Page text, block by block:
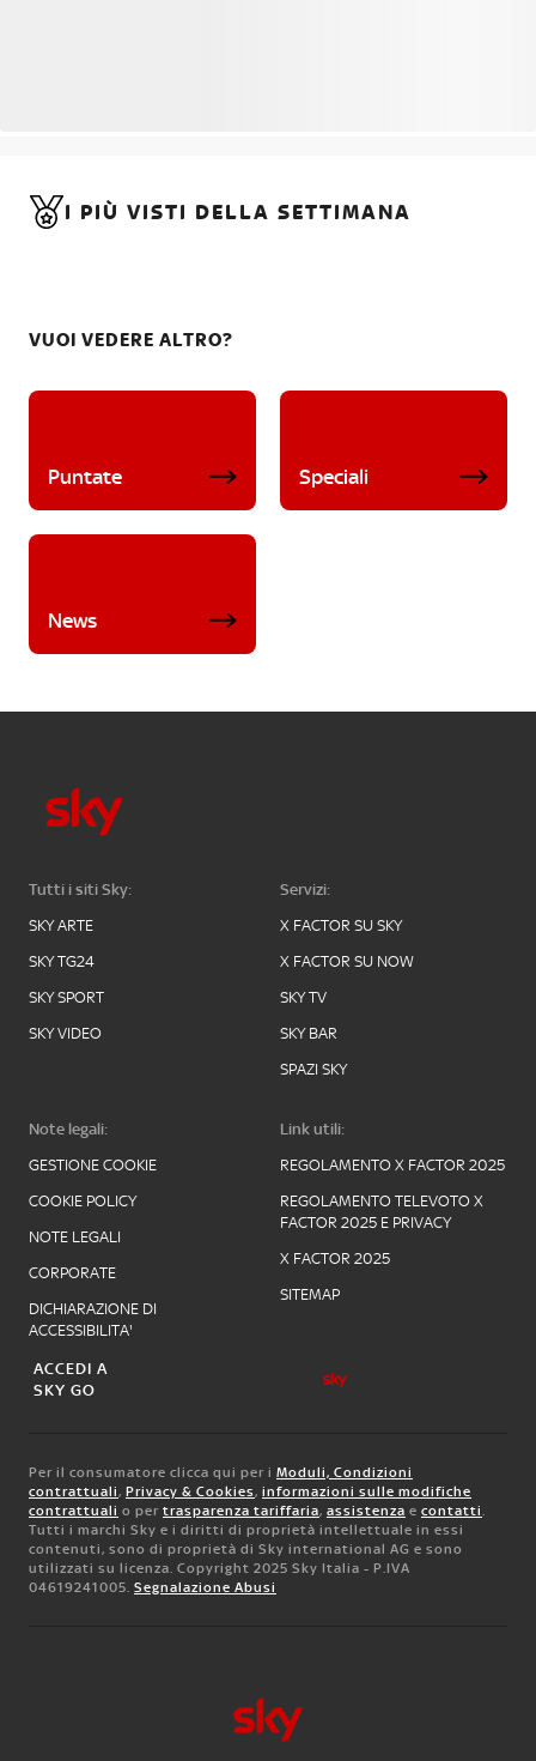
I PIÙ VISTI DELLA SETTIMANA
VUOI VEDERE ALTRO?
Puntate Speciali
News
Tutti i siti Sky:
SKY ARTE
SKY TG24
SKY SPORT
SKY VIDEO
Servizi:
X FACTOR SU SKY
X FACTOR SU NOW
SKY TV
SKY BAR
SPAZI SKY
Note legali:
GESTIONE COOKIE
COOKIE POLICY
NOTE LEGALI
CORPORATE
DICHIARAZIONE DI
ACCESSIBILITA'
Link utili:
REGOLAMENTO X FACTOR 2025
REGOLAMENTO TELEVOTO X
FACTOR 2025 E PRIVACY
X FACTOR 2025
SITEMAP
ACCEDI A
SKY GO
Per il consumatore clicca qui per i Moduli, Condizioni
contrattuali, Privacy & Cookies, informazioni sulle modifiche
contrattuali o per trasparenza tariffaria, assistenza e contatti.
Tutti i marchi Sky e i diritti di proprietà intellettuale in essi
contenuti, sono di proprietà di Sky international AG e sono
utilizzati su licenza. Copyright 2025 Sky Italia - P.IVA
04619241005. Segnalazione Abusi